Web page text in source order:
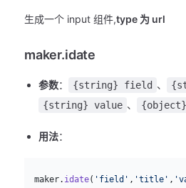
生成一个 input 组件,type 为 url
maker.idate
参数： {string} field 、
{string} value 、
用法：
  maker.
idate( 'field' , 'title' ,